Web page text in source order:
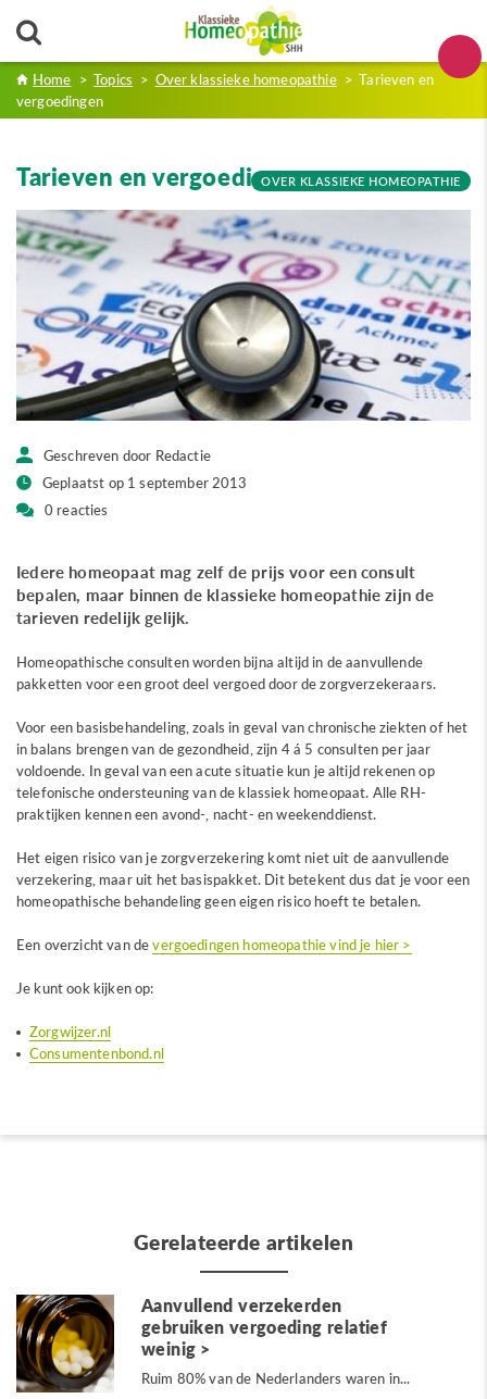
Home > Topics > Over klassieke homeopathie > Tarieven en
vergoedingen
Tarieven en vergoedingenOVER KLASSIEKE HOMEOPATHIE
Geschreven door Redactie
Geplaatst op 1 september 2013
0 reacties
Iedere homeopaat mag zelf de prijs voor een consult
bepalen, maar binnen de klassieke homeopathie zijn de
tarieven redelijk gelijk.
Homeopathische consulten worden bijna altijd in de aanvullende
pakketten voor een groot deel vergoed door de zorgverzekeraars.
Voor een basisbehandeling, zoals in geval van chronische ziekten of het
in balans brengen van de gezondheid, zijn 4 á 5 consulten per jaar
voldoende. In geval van een acute situatie kun je altijd rekenen op
telefonische ondersteuning van de klassiek homeopaat. Alle RH-
praktijken kennen een avond-, nacht- en weekenddienst.
Het eigen risico van je zorgverzekering komt niet uit de aanvullende
verzekering, maar uit het basispakket. Dit betekent dus dat je voor een
homeopathische behandeling geen eigen risico hoeft te betalen.
Een overzicht van devergoedingen homeopathie vind je hier >
Je kunt ook kijken op:
Zorgwijzer.nl
Consumentenbond.nl
Gerelateerde artikelen
Aanvullend verzekerden
gebruiken vergoeding relatief
weinig
Ruim 80% van de Nederlanders waren in...